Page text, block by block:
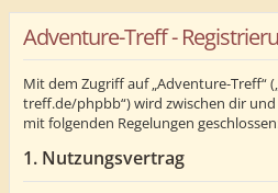
Adventure-Treff -
Mit dem Zugriff auf „Adventure-Treff“
treff.de/phpbb“) wird zwischen dir
mit folgenden Regelungen
1. Nutzungsvertrag